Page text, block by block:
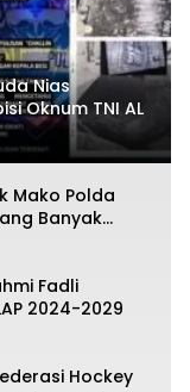
Nias
Oknum TNI AL
Mako Polda
Banyak
Fadli
2024-2029
Hockey